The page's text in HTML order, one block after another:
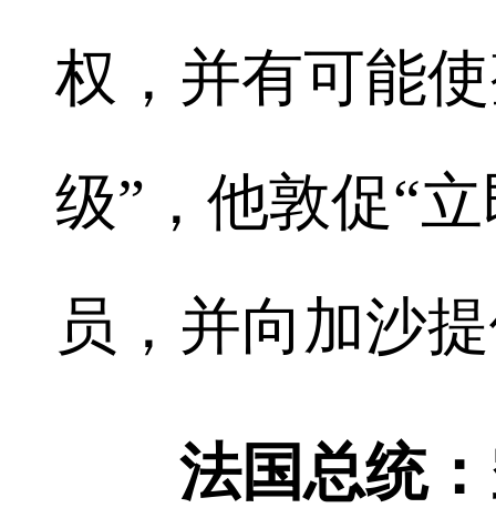
权，并有可能
级”，他敦促“
员，并向加沙
法国总统